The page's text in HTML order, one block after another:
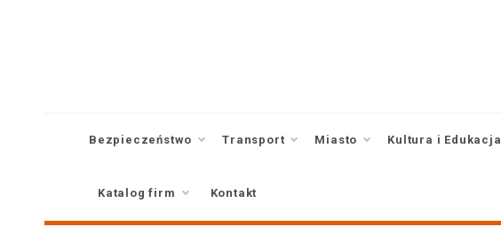
Bezpieczeństwo Transport Miasto Kultura i Edukacja
Katalog firm Kontakt